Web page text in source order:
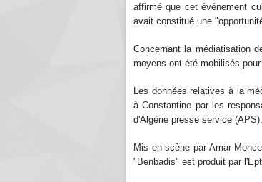
affirmé que cet événement
avait constitué une
Concernant la médiatisation
moyens ont été mobilisés
Les données relatives à la
à Constantine par les
d'Algérie presse service
Mis en scène par Amar
"Benbadis" est produit par